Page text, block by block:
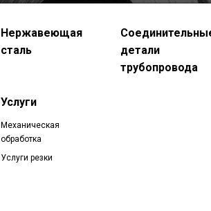
Нержавеющая
сталь
детали
трубопровода
Услуги
Механическая
обработка
Услуги резки